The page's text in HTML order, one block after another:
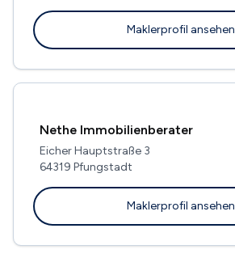
Maklerprofil ansehen
Nethe Immobilienberater
Eicher Hauptstraße 3
64319 Pfungstadt
Maklerprofil ansehen